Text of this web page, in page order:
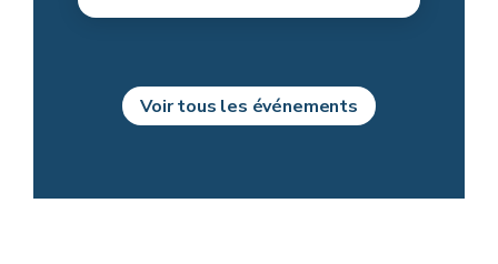
Voir tous les événements